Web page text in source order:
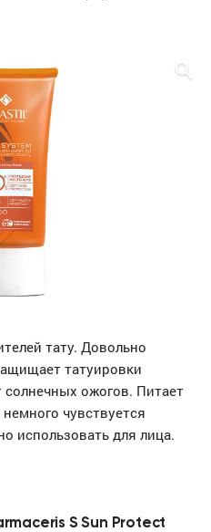
тату. Довольно
татуировки
ожогов. Питает
чувствуется
использовать для лица.
S Sun Protect